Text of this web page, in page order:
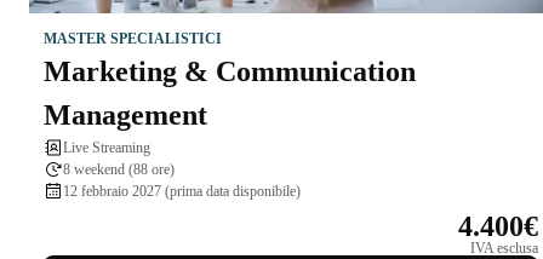
MASTER SPECIALISTICI
Marketing & Communication
Management
Live Streaming
8 weekend (88 ore)
12 febbraio 2027 (prima data disponibile)
4.400€
IVA esclusa